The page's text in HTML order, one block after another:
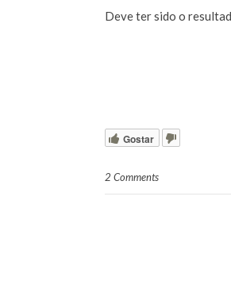
Deve ter sido o
Gostar
2 Comments